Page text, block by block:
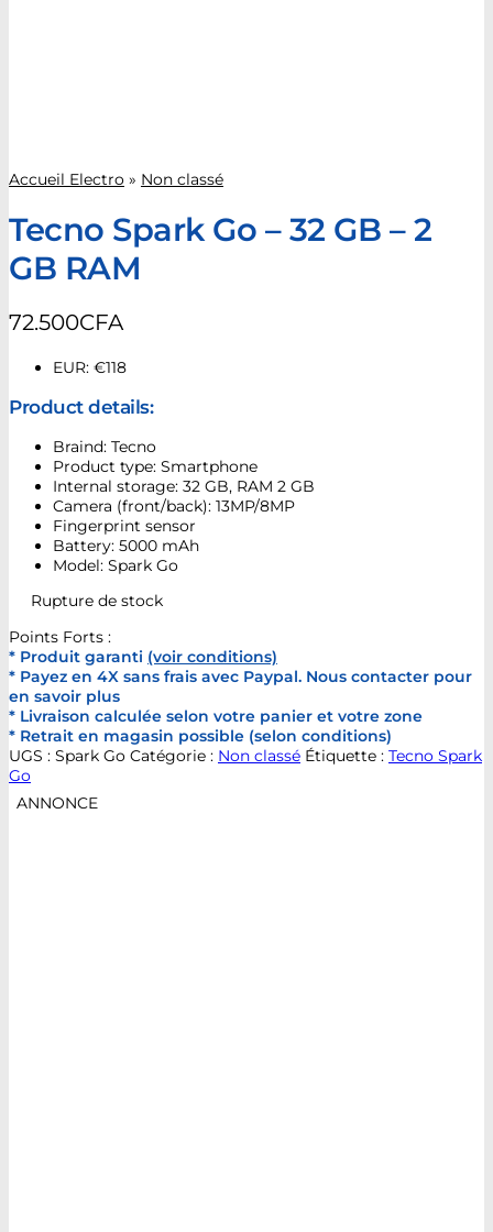
Accueil Electro » Non classé
Tecno Spark Go – 32 GB – 2
GB RAM
72.500CFA
EUR: €118
Product details:
Braind: Tecno
Product type: Smartphone
Internal storage: 32 GB, RAM 2 GB
Camera (front/back): 13MP/8MP
Fingerprint sensor
Battery: 5000 mAh
Model: Spark Go
Rupture de stock
Points Forts :
* Produit garanti (voir conditions)
* Payez en 4X sans frais avec Paypal. Nous contacter pour
en savoir plus
* Livraison calculée selon votre panier et votre zone
* Retrait en magasin possible (selon conditions)
UGS : Spark Go Catégorie : Non classé Étiquette : Tecno Spark
Go
ANNONCE